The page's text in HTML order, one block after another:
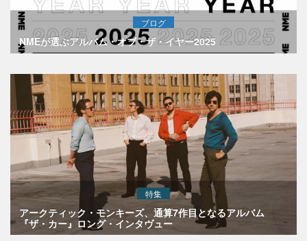
ブログ
NMEが選ぶアルバム・オブ・ザ・イヤー2025
特集
アークティック・モンキーズ、通算7作目となるアルバム
『ザ・カー』ロング・インタヴュー